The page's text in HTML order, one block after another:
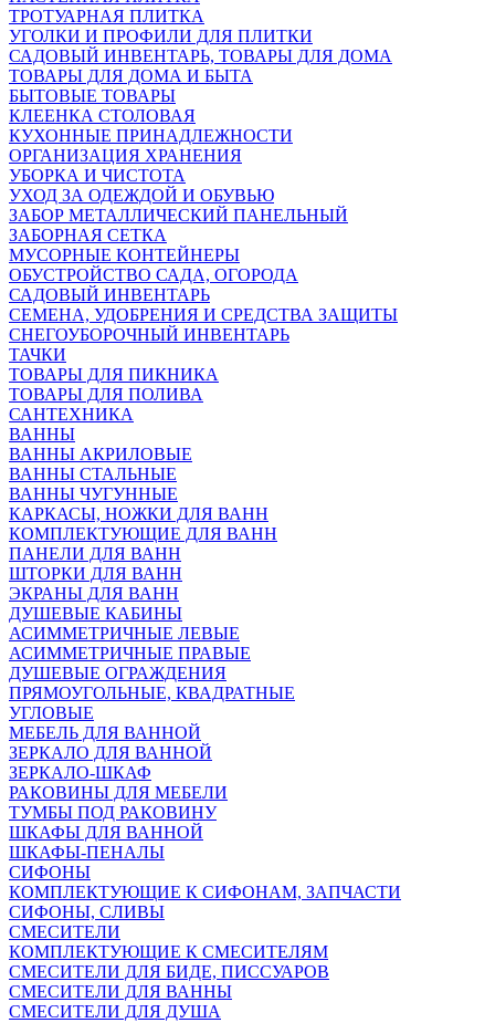
ТРОТУАРНАЯ ПЛИТКА
УГОЛКИ И ПРОФИЛИ ДЛЯ ПЛИТКИ
САДОВЫЙ ИНВЕНТАРЬ, ТОВАРЫ ДЛЯ ДОМА
ТОВАРЫ ДЛЯ ДОМА И БЫТА
БЫТОВЫЕ ТОВАРЫ
КЛЕЕНКА СТОЛОВАЯ
КУХОННЫЕ ПРИНАДЛЕЖНОСТИ
ОРГАНИЗАЦИЯ ХРАНЕНИЯ
УБОРКА И ЧИСТОТА
УХОД ЗА ОДЕЖДОЙ И ОБУВЬЮ
ЗАБОР МЕТАЛЛИЧЕСКИЙ ПАНЕЛЬНЫЙ
ЗАБОРНАЯ СЕТКА
МУСОРНЫЕ КОНТЕЙНЕРЫ
ОБУСТРОЙСТВО САДА, ОГОРОДА
САДОВЫЙ ИНВЕНТАРЬ
СЕМЕНА, УДОБРЕНИЯ И СРЕДСТВА ЗАЩИТЫ
СНЕГОУБОРОЧНЫЙ ИНВЕНТАРЬ
ТАЧКИ
ТОВАРЫ ДЛЯ ПИКНИКА
ТОВАРЫ ДЛЯ ПОЛИВА
САНТЕХНИКА
ВАННЫ
ВАННЫ АКРИЛОВЫЕ
ВАННЫ СТАЛЬНЫЕ
ВАННЫ ЧУГУННЫЕ
КАРКАСЫ, НОЖКИ ДЛЯ ВАНН
КОМПЛЕКТУЮЩИЕ ДЛЯ ВАНН
ПАНЕЛИ ДЛЯ ВАНН
ШТОРКИ ДЛЯ ВАНН
ЭКРАНЫ ДЛЯ ВАНН
ДУШЕВЫЕ КАБИНЫ
АСИММЕТРИЧНЫЕ ЛЕВЫЕ
АСИММЕТРИЧНЫЕ ПРАВЫЕ
ДУШЕВЫЕ ОГРАЖДЕНИЯ
ПРЯМОУГОЛЬНЫЕ, КВАДРАТНЫЕ
УГЛОВЫЕ
МЕБЕЛЬ ДЛЯ ВАННОЙ
ЗЕРКАЛО ДЛЯ ВАННОЙ
ЗЕРКАЛО-ШКАФ
РАКОВИНЫ ДЛЯ МЕБЕЛИ
ТУМБЫ ПОД РАКОВИНУ
ШКАФЫ ДЛЯ ВАННОЙ
ШКАФЫ-ПЕНАЛЫ
СИФОНЫ
КОМПЛЕКТУЮЩИЕ К СИФОНАМ, ЗАПЧАСТИ
СИФОНЫ, СЛИВЫ
СМЕСИТЕЛИ
КОМПЛЕКТУЮЩИЕ К СМЕСИТЕЛЯМ
СМЕСИТЕЛИ ДЛЯ БИДЕ, ПИССУАРОВ
СМЕСИТЕЛИ ДЛЯ ВАННЫ
СМЕСИТЕЛИ ДЛЯ ДУША